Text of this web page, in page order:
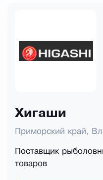
Хигаши
Приморский край,
Поставщик
товаров